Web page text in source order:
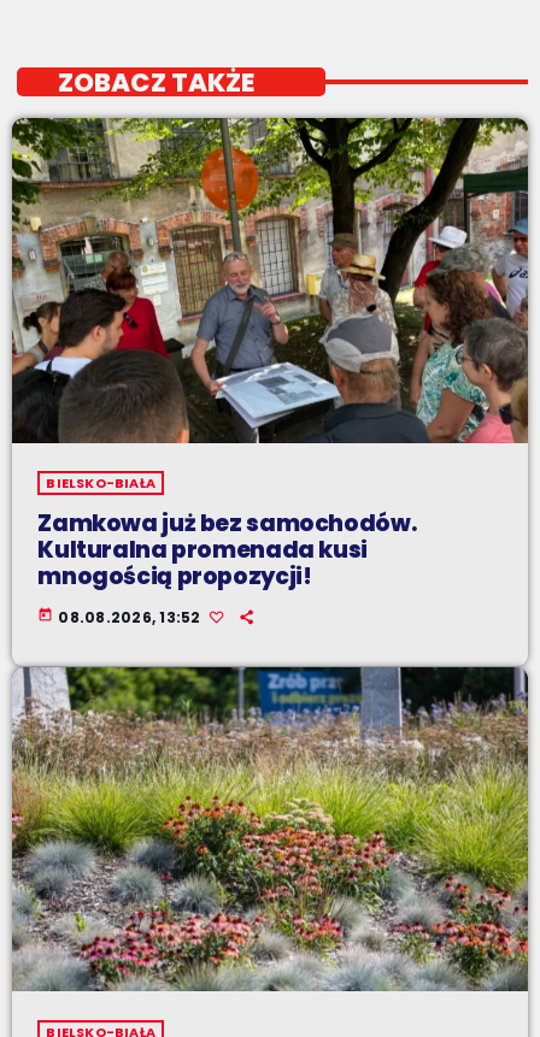
ZOBACZ TAKŻE
BIELSKO-BIAŁA
Zamkowa już bez samochodów.
Kulturalna promenada kusi
mnogością propozycji!
today 08.08.2026, 13:52
BIELSKO-BIAŁA